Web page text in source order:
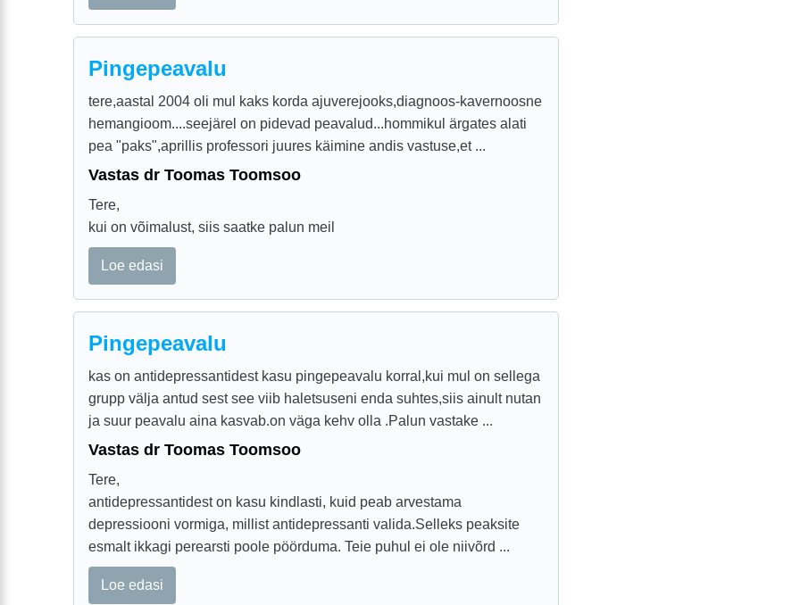
Pingepeavalu
tere,aastal 2004 oli mul kaks korda ajuverejooks,diagnoos-kavernoosne
hemangioom....seejärel on pidevad peavalud...hommikul ärgates alati
pea "paks",aprillis professori juures käimine andis vastuse,et ...
Vastas dr Toomas Toomsoo
Tere,
kui on võimalust, siis saatke palun meil
Loe edasi
Pingepeavalu
kas on antidepressantidest kasu pingepeavalu korral,kui mul on sellega
grupp välja antud sest see viib haletsuseni enda suhtes,siis ainult nutan
ja suur peavalu aina kasvab.on väga kehv olla .Palun vastake ...
Vastas dr Toomas Toomsoo
Tere,
antidepressantidest on kasu kindlasti, kuid peab arvestama
depressiooni vormiga, millist antidepressanti valida.Selleks peaksite
esmalt ikkagi perearsti poole pöörduma. Teie puhul ei ole niivõrd ...
Loe edasi